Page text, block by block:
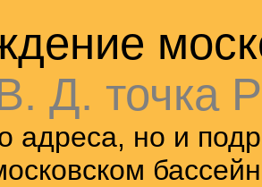
Д. точка
адреса, но и